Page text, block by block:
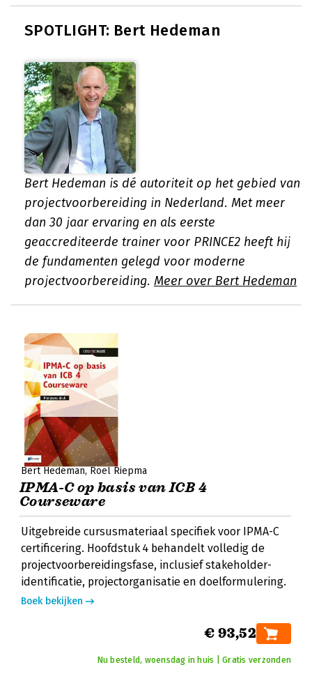
SPOTLIGHT: Bert Hedeman
Bert Hedeman is dé autoriteit op het gebied van
projectvoorbereiding in Nederland. Met meer
dan 30 jaar ervaring en als eerste
geaccrediteerde trainer voor PRINCE2 heeft hij
de fundamenten gelegd voor moderne
projectvoorbereiding. Meer over Bert Hedeman
Bert Hedeman Roel Riepma
IPMA-C op basis van ICB 4
Courseware
Uitgebreide cursusmateriaal specifiek voor IPMA-C
certificering. Hoofdstuk 4 behandelt volledig de
projectvoorbereidingsfase, inclusief stakeholder-
identificatie, projectorganisatie en doelformulering.
Boek bekijken
€ 93,52
Nu besteld, woensdag in huis | Gratis verzonden